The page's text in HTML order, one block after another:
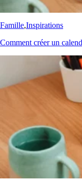
Famille,Inspirations
Comment créer un